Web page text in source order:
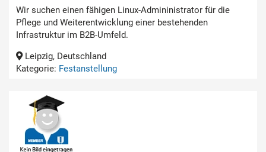
Wir suchen einen fähigen Linux-Admininistrator für die
Pflege und Weiterentwicklung einer bestehenden
Infrastruktur im B2B-Umfeld.
Leipzig, Deutschland
Kategorie: Festanstellung